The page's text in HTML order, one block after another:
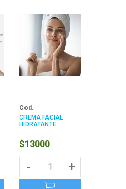
Cod.
CREMA FACIAL
HIDRATANTE
$13000
- +